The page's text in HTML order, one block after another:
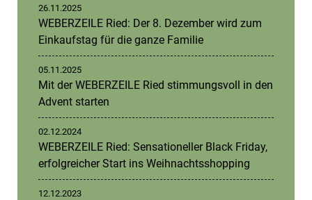
26.11.2025
WEBERZEILE Ried: Der 8. Dezember wird zum
Einkaufstag für die ganze Familie
05.11.2025
Mit der WEBERZEILE Ried stimmungsvoll in den
Advent starten
02.12.2024
WEBERZEILE Ried: Sensationeller Black Friday,
erfolgreicher Start ins Weihnachtsshopping
12.12.2023